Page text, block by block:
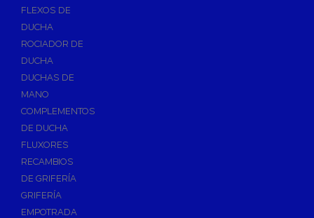
Bombas de Drenaje y Residual
Bombas de Superficies Horizontal y Vertical
Desagües
Válvulas de Desagüe
Válvulas para Platos de Ducha y Bañeras
Sifones
Sumideros y Botes Sifónicos
Accesorios para Desagüe
Flotadores y Boyas
FLEXOS DE
DUCHA
ROCIADOR DE
DUCHA
DUCHAS DE
MANO
COMPLEMENTOS
DE DUCHA
FLUXORES
RECAMBIOS
DE GRIFERÍA
GRIFERÍA
EMPOTRADA